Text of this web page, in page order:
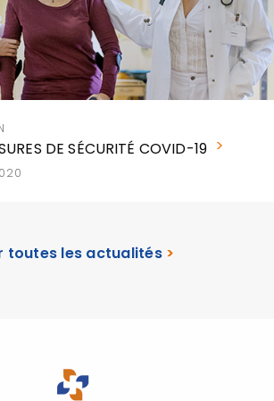
DE SÉCURITÉ COVID-19
toutes les actualités >